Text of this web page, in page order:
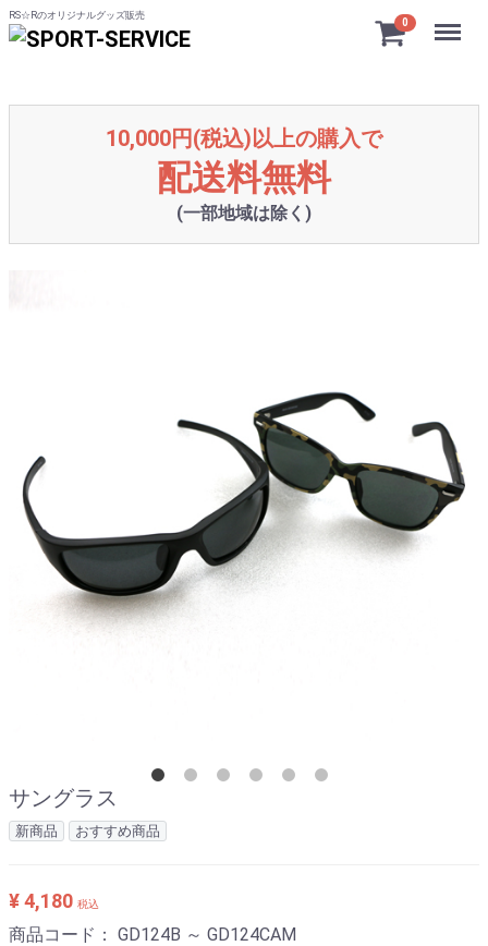
RS☆Rのオリジナルグッズ販売
0 Menu
10,000円(税込)以上の購入で
配送料無料
(一部地域は除く)
サングラス
新商品 おすすめ商品
¥ 4,180 税込
商品コード： GD124B ～ GD124CAM